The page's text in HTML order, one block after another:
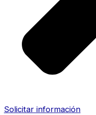
Solicitar información